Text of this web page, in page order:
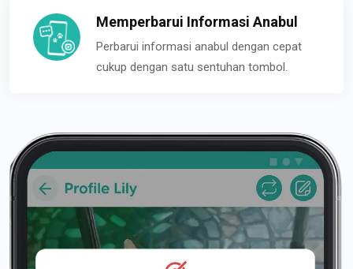
Memperbarui Informasi Anabul
Perbarui informasi anabul dengan cepat
cukup dengan satu sentuhan tombol.